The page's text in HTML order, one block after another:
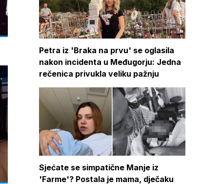
Petra iz 'Braka na prvu' se oglasila
nakon incidenta u Međugorju: Jedna
rečenica privukla veliku pažnju
Sjećate se simpatične Manje iz
'Farme'? Postala je mama, dječaku